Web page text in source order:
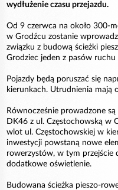
wydłużenie czasu przejazdu.
Od 9 czerwca na około 300-
w Grodźcu zostanie
związku z budową ścieżki
Grodziec jeden z pasów
Pojazdy będą poruszać się
kierunkach. Utrudnienia mają
Równocześnie prowadzone
DK46 z ul. Częstochowską w
wlot ul. Częstochowskiej w
inwestycji powstaną nowe
rowerzystów, w tym przejście
dodatkowe oświetlenie.
Budowana ścieżka pieszo-